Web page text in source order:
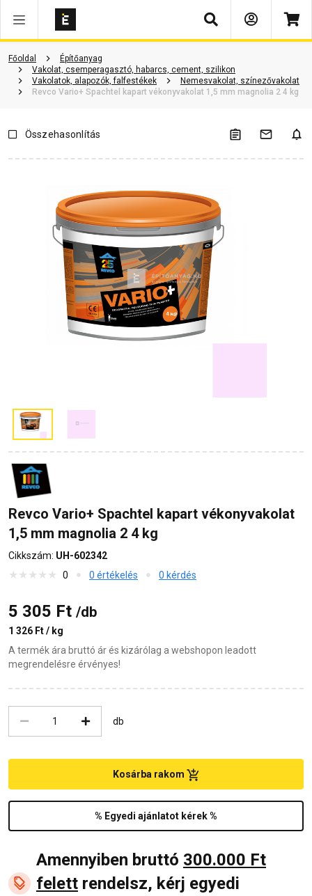
Keresés
Főoldal
Építőanyag
Vakolat, csemperagasztó, habarcs, cement, szilikon
Vakolatok, alapozók, falfestékek
Nemesvakolat, színezővakolat
Revco Vario+ Spachtel kapart vékonyvakolat 1,5 mm magnolia 2 4 kg
Vásárlói vélemények Kérdések és válaszok Kapcsolódó cikkek
Összehasonlítás
Revco Vario+ Spachtel kapart vékonyvakolat
1,5 mm magnolia 2 4 kg
Cikkszám: UH-602342
0
0 értékelés 0 kérdés
5 305 Ft /db
1 326 Ft / kg
A termék ára bruttó ár és kizárólag a webshopon leadott
megrendelésre érvényes!
db
% Egyedi ajánlatot kérek %
Kosárba rakom
Amennyiben bruttó 300.000 Ft
felett rendelsz, kérj egyedi